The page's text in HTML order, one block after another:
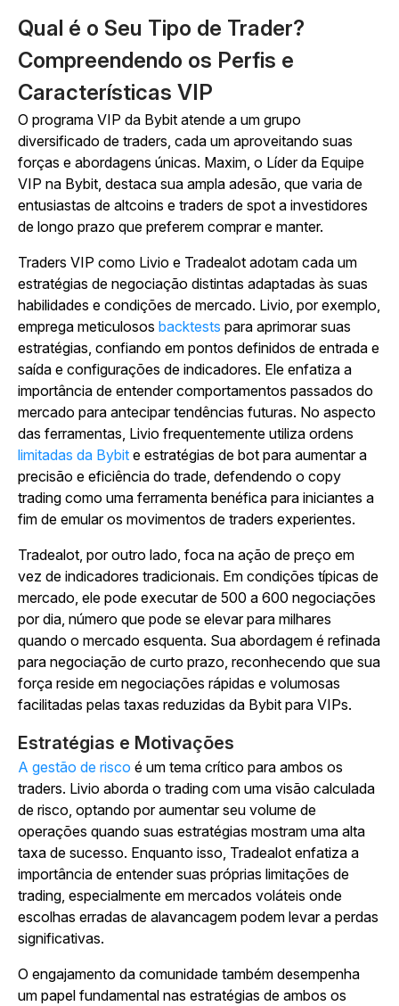
Qual é o Seu Tipo de Trader?
Compreendendo os Perfis e
Características VIP
O programa VIP da Bybit atende a um grupo
diversificado de traders, cada um aproveitando suas
forças e abordagens únicas. Maxim, o Líder da Equipe
VIP na Bybit, destaca sua ampla adesão, que varia de
entusiastas de altcoins e traders de spot a investidores
de longo prazo que preferem comprar e manter.
Traders VIP como Livio e Tradealot adotam cada um
estratégias de negociação distintas adaptadas às suas
habilidades e condições de mercado. Livio, por exemplo,
emprega meticulosos backtests para aprimorar suas
estratégias, confiando em pontos definidos de entrada e
saída e configurações de indicadores. Ele enfatiza a
importância de entender comportamentos passados do
mercado para antecipar tendências futuras. No aspecto
das ferramentas, Livio frequentemente utiliza ordens
limitadas da Bybit e estratégias de bot para aumentar a
precisão e eficiência do trade, defendendo o copy
trading como uma ferramenta benéfica para iniciantes a
fim de emular os movimentos de traders experientes.
Tradealot, por outro lado, foca na ação de preço em
vez de indicadores tradicionais. Em condições típicas de
mercado, ele pode executar de 500 a 600 negociações
por dia, número que pode se elevar para milhares
quando o mercado esquenta. Sua abordagem é refinada
para negociação de curto prazo, reconhecendo que sua
força reside em negociações rápidas e volumosas
facilitadas pelas taxas reduzidas da Bybit para VIPs.
Estratégias e Motivações
A gestão de risco é um tema crítico para ambos os
traders. Livio aborda o trading com uma visão calculada
de risco, optando por aumentar seu volume de
operações quando suas estratégias mostram uma alta
taxa de sucesso. Enquanto isso, Tradealot enfatiza a
importância de entender suas próprias limitações de
trading, especialmente em mercados voláteis onde
escolhas erradas de alavancagem podem levar a perdas
significativas.
O engajamento da comunidade também desempenha
um papel fundamental nas estratégias de ambos os